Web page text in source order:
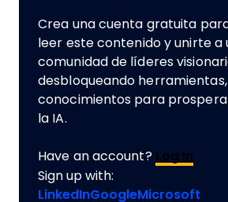
Crea una cuenta gratuita
leer este contenido y unirte a
comunidad de líderes
desbloqueando
conocimientos para
la IA.
Have an account? Log In
Sign up with:
LinkedInGoogleMicrosoft